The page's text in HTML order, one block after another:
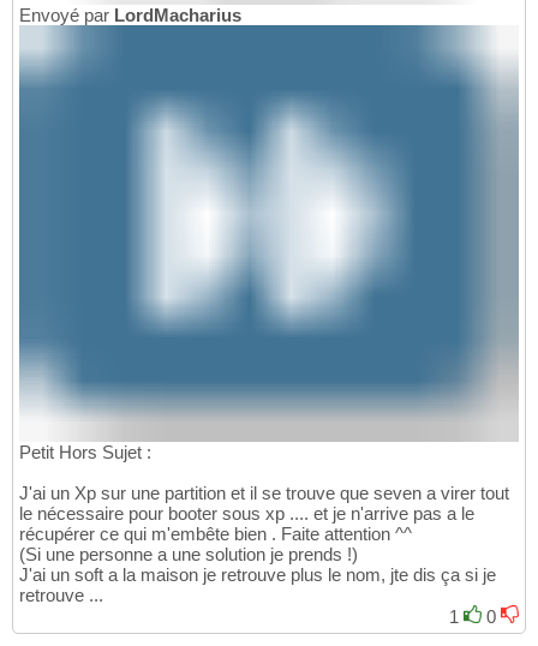
Envoyé par LordMacharius
Petit Hors Sujet :
J'ai un Xp sur une partition et il se trouve que seven a virer tout
le nécessaire pour booter sous xp .... et je n'arrive pas a le
récupérer ce qui m'embête bien . Faite attention ^^
(Si une personne a une solution je prends !)
J'ai un soft a la maison je retrouve plus le nom, jte dis ça si je
retrouve ...
1
0